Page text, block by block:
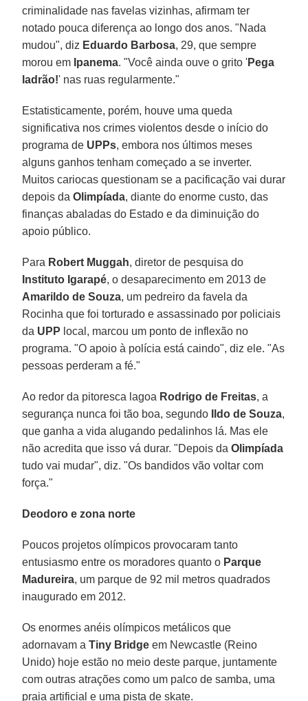
criminalidade nas favelas vizinhas, afirmam ter
notado pouca diferença ao longo dos anos. "Nada
mudou", diz Eduardo Barbosa, 29, que sempre
morou em Ipanema. "Você ainda ouve o grito 'Pega
ladrão!' nas ruas regularmente."
Estatisticamente, porém, houve uma queda
significativa nos crimes violentos desde o início do
programa de UPPs, embora nos últimos meses
alguns ganhos tenham começado a se inverter.
Muitos cariocas questionam se a pacificação vai durar
depois daOlimpíada, diante do enorme custo, das
finanças abaladas do Estado e da diminuição do
apoio público.
Para Robert Muggah, diretor de pesquisa do
Instituto Igarapé, o desaparecimento em 2013 de
Amarildo de Souza, um pedreiro da favela da
Rocinha que foi torturado e assassinado por policiais
da UPP local, marcou um ponto de inflexão no
programa. "O apoio à polícia está caindo", diz ele. "As
pessoas perderam a fé."
Ao redor da pitoresca lagoa Rodrigo de Freitas, a
segurança nunca foi tão boa, segundo
Ildo de Souza,
que ganha a vida alugando pedalinhos lá. Mas ele
não acredita que isso vá durar. "Depois daOlimpíada
tudo vai mudar", diz. "Os bandidos vão voltar com
força."
Deodoro e zona norte
Poucos projetos olímpicos provocaram tanto
entusiasmo entre os moradores quanto o Parque
Madureira, um parque de 92 mil metros quadrados
inaugurado em 2012.
Os enormes anéis olímpicos metálicos que
adornavam aTiny Bridge em Newcastle (Reino
Unido) hoje estão no meio deste parque, juntamente
com outras atrações como um palco de samba, uma
praia artificial e uma pista de skate.